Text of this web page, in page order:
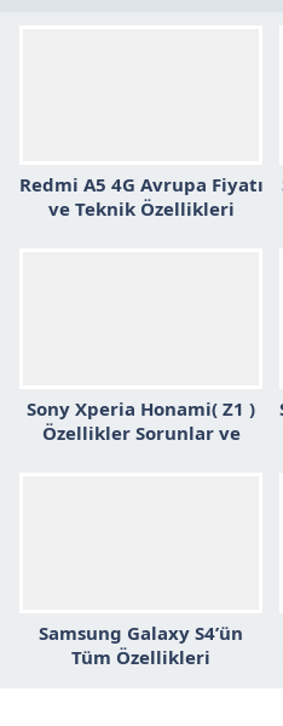
Redmi A5 4G Avrupa Fiyatı
ve Teknik Özellikleri
Sony Xperia Honami( Z1 )
Özellikler Sorunlar ve
Samsung Galaxy S4’ün
Tüm Özellikleri